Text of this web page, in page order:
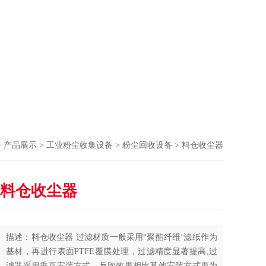
产品展示 > 工业粉尘收集设备 > 粉尘回收设备 > 料仓收尘器
料仓收尘器
描述：料仓收尘器 过滤材质一般采用“聚酯纤维‘滤纸作为
基材，再进行表面PTFE覆膜处理，过滤精度显著提高,过